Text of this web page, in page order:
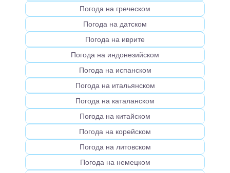
Погода на греческом
Погода на датском
Погода на иврите
Погода на индонезийском
Погода на испанском
Погода на итальянском
Погода на каталанском
Погода на китайском
Погода на корейском
Погода на литовском
Погода на немецком